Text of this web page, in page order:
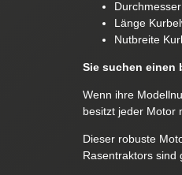
Länge
Nutbreite
Sie suchen einen
Wenn ihre
besitzt jeder Motor
Dieser robuste
Rasentraktors sind